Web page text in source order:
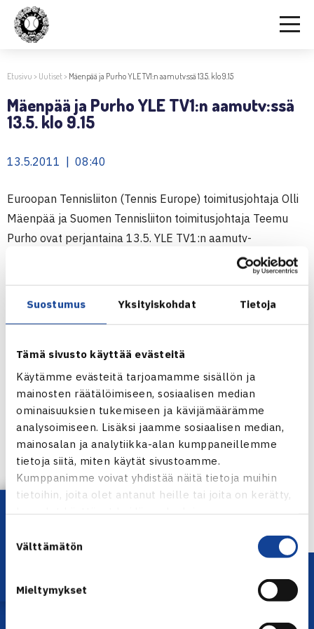
Suostumus Yksityiskohdat Tietoja
Tämä sivusto käyttää evästeitä
Käytämme evästeitä tarjoamamme sisällön ja
mainosten räätälöimiseen, sosiaalisen median
ominaisuuksien tukemiseen ja kävijämäärämme
analysoimiseen. Lisäksi jaamme sosiaalisen median,
mainosalan ja analytiikka-alan kumppaneillemme
tietoja siitä, miten käytät sivustoamme.
Kumppanimme voivat yhdistää näitä tietoja muihin
tietoihin, joita olet antanut heille tai joita on kerätty,
kun olet käyttänyt heidän palvelujaan.
valinta
Välttämätön
Mieltymykset
Etusivu > Uutiset> Mäenpää ja Purho YLE TV1:n aamutv:ssä 13.5. klo 9.15
Mäenpää ja Purho YLE TV1:n aamutv:ssä
13.5. klo 9.15
13.5.2011 | 08:40
Euroopan Tennisliiton (Tennis Europe) toimitusjohtaja Olli
Mäenpää ja Suomen Tennisliiton toimitusjohtaja Teemu
Purho ovat perjantaina 13.5. YLE TV1:n aamutv-
Ohjelma on nähtävissä myöhemmin myös YLE Areenassa.
Yle Areena
Jaa:
← Edellinen
Lataa OmaTennis!